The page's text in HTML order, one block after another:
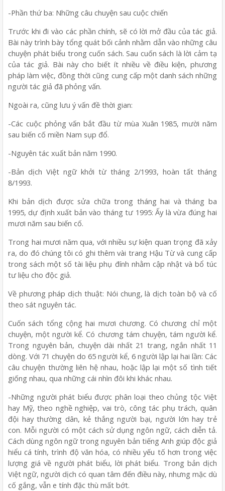
-Phần thứ ba: Những câu chuyện sau cuộc chiến
Trước khi đi vào các phần chính, sẽ có lời mở đầu của tác giả.
Bài này trình bày tổng quát bối cảnh nhằm dẫn vào những câu
chuyện phát biểu trong cuốn sách. Sau cuốn sách là lời cảm tạ
của tác giả. Bài này cho biết ít nhiều về điều kiện, phương
pháp làm việc, đồng thời cũng cung cấp một danh sách những
người tác giả đã phỏng vấn.
Ngoài ra, cũng lưu ý vấn đề thời gian:
-Các cuộc phỏng vấn bắt đầu từ mùa Xuân 1985, mười năm
sau biến cố miền Nam sụp đổ.
-Nguyên tác xuất bản năm 1990.
-Bản dịch Việt ngữ khởi từ tháng 2/1993, hoàn tất tháng
8/1993.
Khi bản dịch được sửa chữa trong tháng hai và tháng ba
1995, dự định xuất bản vào tháng tư 1995: Ấy là vừa đúng hai
mươi năm sau biến cố.
Trong hai mươi năm qua, với nhiều sự kiện quan trọng đã xảy
ra, do đó chúng tôi có ghi thêm vài trang Hậu Từ và cung cấp
trong sách một số tài liệu phụ đính nhằm cập nhật và bổ túc
tư liệu cho độc giả.
Về phương pháp dịch thuật: Nói chung, là dịch toàn bộ và cố
theo sát nguyên tác.
Cuốn sách tổng cộng hai mươi chương. Có chương chỉ một
chuyện, một người kể. Có chương tám chuyện, tám người kể.
Trong nguyên bản, chuyện dài nhất 21 trang, ngắn nhất 11
dòng. Với 71 chuyện do 65 người kể, 6 người lập lại hai lần: Các
câu chuyện thường liên hệ nhau, hoặc lập lại một số tình tiết
giống nhau, qua những cái nhìn đôi khi khác nhau.
-Những người phát biểu được phân loại theo chủng tộc Việt
hay Mỹ, theo nghề nghiệp, vai trò, công tác phụ trách, quân
đội hay thường dân, kẻ thắng người bại, người lớn hay trẻ
con. Mỗi người có một cách sử dụng ngôn ngữ, cách diễn tả.
Cách dùng ngôn ngữ trong nguyên bản tiếng Anh giúp độc giả
hiểu cá tính, trình độ văn hóa, có nhiều yếu tố hơn trong việc
lượng giá về người phát biểu, lời phát biểu. Trong bản dịch
Việt ngữ, người dịch có quan tâm đến điều này, nhưng mặc dù
cố gắng, vẫn e tính đặc thù mất bớt.